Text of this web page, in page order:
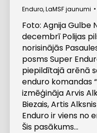
Enduro,LaMSF jaunumi
Foto: Agnija Gulbe
decembrī Polijas
norisinājās
posms Super
piepildītajā arēnā
enduro komandas
izmēģināja Arvis
Biezais, Artis
Enduro ir viens no
Šis pasākums…